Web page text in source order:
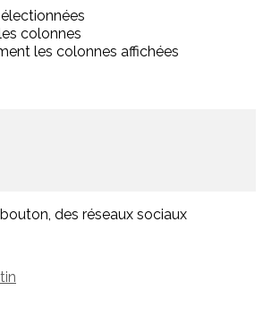
colonnes
les colonnes affichées
des réseaux sociaux